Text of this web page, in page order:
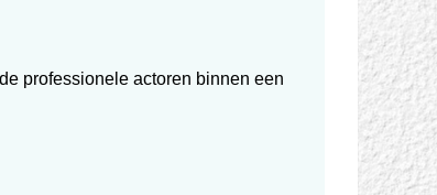
professionele actoren binnen een